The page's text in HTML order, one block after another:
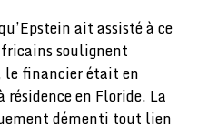
ait assisté à ce
soulignent
le financier était en
en Floride. La
démenti tout lien